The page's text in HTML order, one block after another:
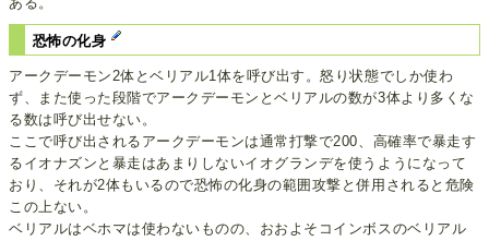
恐怖の化身
アークデーモン2体とベリアル1体を呼び出す。怒り状態でしか使わ
ず、また使った段階でアークデーモンとベリアルの数が3体より多くな
る数は呼び出せない。
ここで呼び出されるアークデーモンは通常打撃で200、高確率で暴走す
るイオナズンと暴走はあまりしないイオグランデを使うようになって
おり、それが2体もいるので恐怖の化身の範囲攻撃と併用されると危険
この上ない。
ベリアルはベホマは使わないものの、おおよそコインボスのベリアル